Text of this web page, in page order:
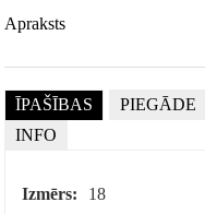
Apraksts
ĪPAŠĪBAS PIEGĀDE
INFO
Izmērs: 18